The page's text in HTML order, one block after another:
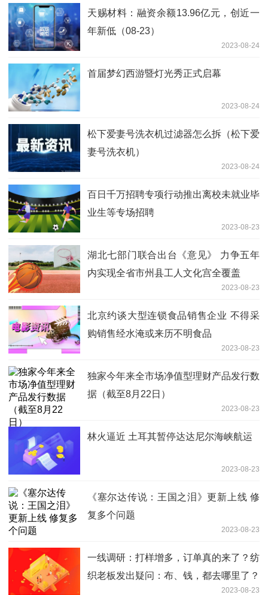
天赐材料：融资余额13.96亿元，创近一
年新低（08-23）
2023-08-24
首届梦幻西游暨灯光秀正式启幕
2023-08-24
松下爱妻号洗衣机过滤器怎么拆（松下爱
妻号洗衣机）
2023-08-24
百日千万招聘专项行动推出离校未就业毕
业生等专场招聘
2023-08-23
湖北七部门联合出台《意见》 力争五年
内实现全省市州县工人文化宫全覆盖
2023-08-23
北京约谈大型连锁食品销售企业 不得采
购销售经水淹或来历不明食品
2023-08-23
独家今年来全市场净值型理财产品发行数
据（截至8月22日）
2023-08-23
林火逼近 土耳其暂停达达尼尔海峡航运
2023-08-23
《塞尔达传说：王国之泪》更新上线 修
复多个问题
2023-08-23
一线调研：打样增多，订单真的来了？纺
织老板发出疑问：布、钱，都去哪里了？
2023-08-23